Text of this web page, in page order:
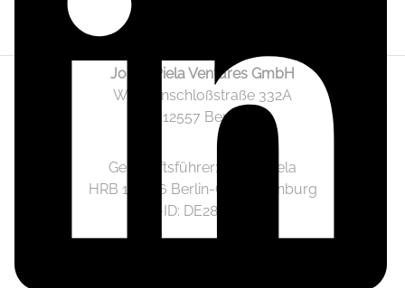
Jonas Piela Ventures GmbH
Wendenschloßstraße 332A
12557 Berlin
Geschäftsführer: Jonas Piela
HRB 141236 Berlin-Charlottenburg
Ust.-ID: DE282633825